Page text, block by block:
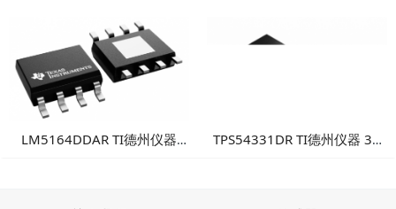
合运动检测方案
LM5164DDAR TI德州仪器
TPS54331DR TI德州仪器 3A